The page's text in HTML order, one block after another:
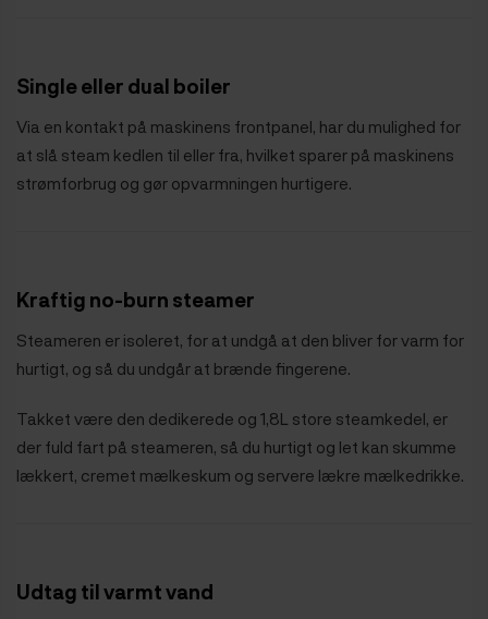
Single eller dual boiler
Via en kontakt på maskinens frontpanel, har du mulighed for
at slå steam kedlen til eller fra, hvilket sparer på maskinens
strømforbrug og gør opvarmningen hurtigere.
Kraftig no-burn steamer
Steameren er isoleret, for at undgå at den bliver for varm for
hurtigt, og så du undgår at brænde fingerene.
Takket være den dedikerede og 1,8L store steamkedel, er
der fuld fart på steameren, så du hurtigt og let kan skumme
lækkert, cremet mælkeskum og servere lækre mælkedrikke.
Udtag til varmt vand